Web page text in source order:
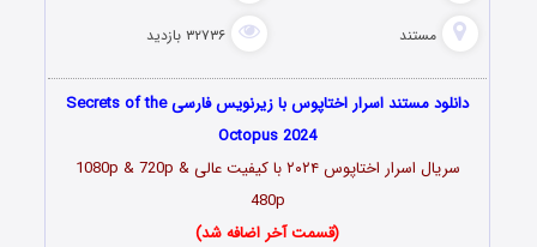
مستند ۳۲۷۳۶ بازدید
دانلود مستند اسرار اختاپوس با زیرنویس فارسی Secrets of the
Octopus 2024
سریال اسرار اختاپوس ۲۰۲۴ با کیفیت عالی 1080p & 720p &
480p
(قسمت آخر اضافه شد)